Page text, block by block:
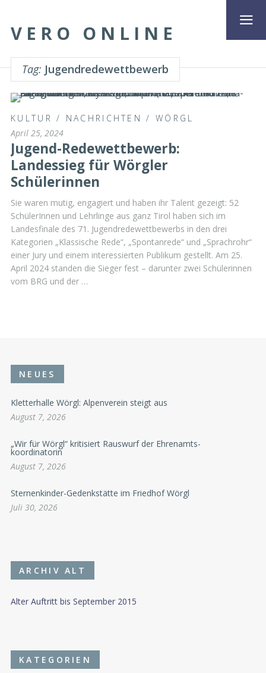
VERO ONLINE
Tag: Jugendredewettbewerb
KULTUR / NACHRICHTEN /WÖRGL
April 25, 2024
Jugend-Redewettbewerb:
Landessieg für Wörgler
Schülerinnen
Sie waren mutig, engagiert und haben ihr Talent gezeigt: 52
SchülerInnen und Lehrlinge aus ganz Tirol haben sich im
Landesfinale des 71. Jugendredewettbewerbs in den drei
Kategorien „Klassische Rede“, „Spontanrede“ und „Sprachrohr“
einer Jury und einem interessierten Publikum gestellt. Am 25.
April 2024 standen die Sieger fest – darunter zwei Schülerinnen
vom BRG und der …
NEUES
Kletterhalle Wörgl: Alpenverein steigt aus
August 7, 2026
„Wir für Wörgl“ kritisiert Rauswurf der Ehrenamts-
koordinatorin
August 7, 2026
Sternenkinder-Gedenkstätte im Friedhof Wörgl
Juli 30, 2026
ARCHIV ALT
Alter Auftritt bis September 2015
KATEGORIEN